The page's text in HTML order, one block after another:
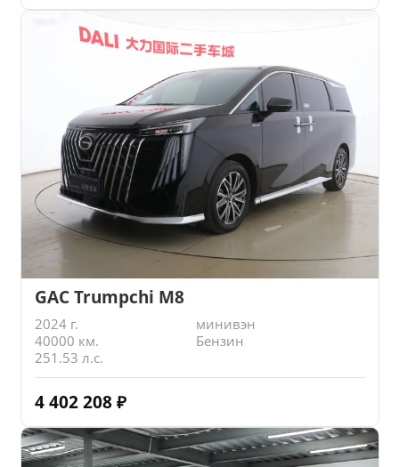
GAC Trumpchi M8
2024 г.
минивэн
40000 км.
Бензин
251.53 л.с.
4 402 208 ₽